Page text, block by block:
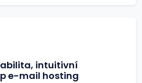
intuitivní
e-mail hosting